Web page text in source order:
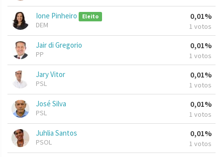
Ione Pinheiro Eleito
DEM
0,01%
1 votos
Jair di Gregorio
PP
0,01%
1 votos
Jary Vitor
PSL
0,01%
1 votos
José Silva
PSL
0,01%
1 votos
Juhlia Santos
PSOL
0,01%
1 votos